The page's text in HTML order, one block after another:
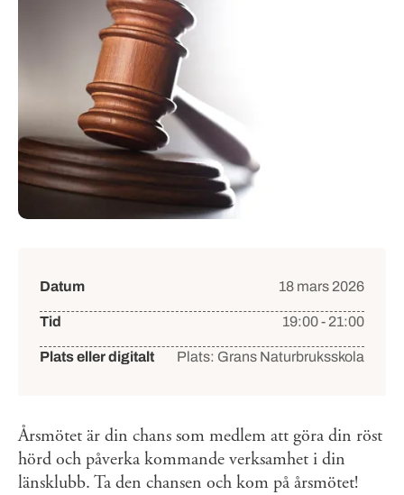
Datum 18 mars 2026
Tid 19:00 - 21:00
Plats eller digitalt Plats: Grans Naturbruksskola
Årsmötet är din chans som medlem att göra din röst
hörd och påverka kommande verksamhet i din
länsklubb. Ta den chansen och kom på årsmötet!